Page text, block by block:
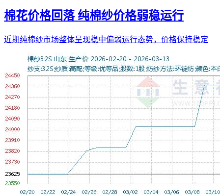
棉花价格回落 纯棉纱价格弱稳运行
近期纯棉纱市场整体呈现稳中偏弱运行态势，价格保持稳定